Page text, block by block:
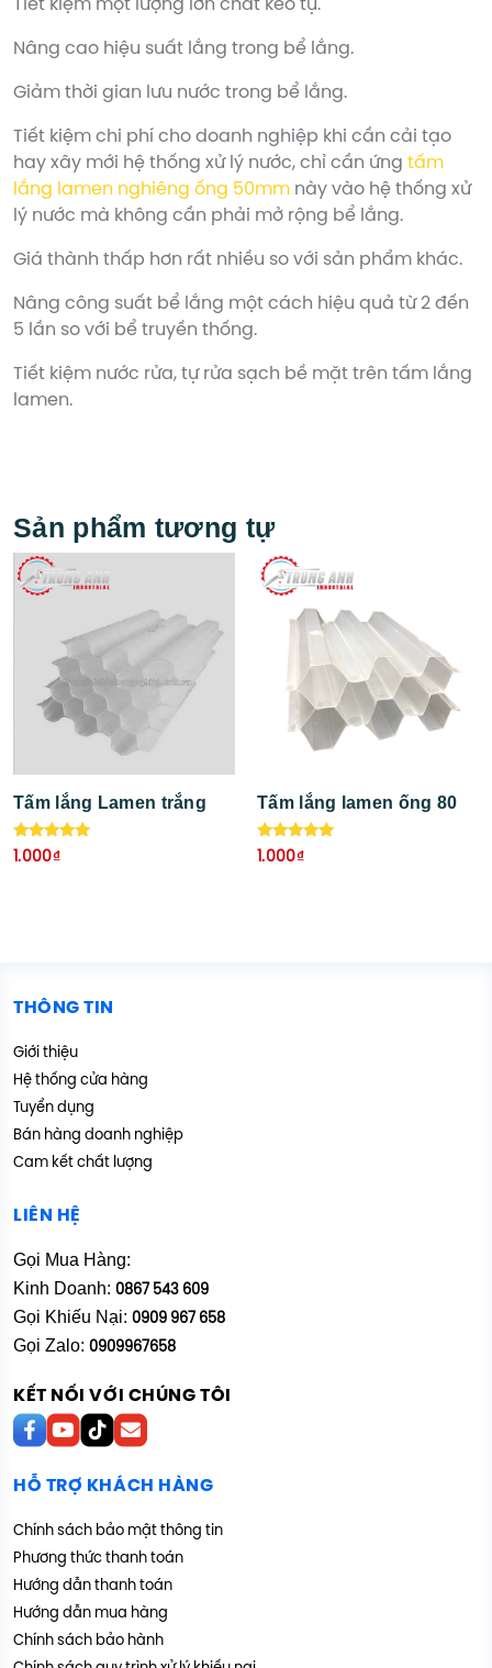
Tiết kiệm một lượng lớn chất keo tụ.
Nâng cao hiệu suất lắng trong bể lắng.
Giảm thời gian lưu nước trong bể lắng.
Tiết kiệm chi phí cho doanh nghiệp khi cần cải tạo
hay xây mới hệ thống xử lý nước, chỉ cần ứng tấm
lắng lamen nghiêng ống 50mm này vào hệ thống xử
lý nước mà không cần phải mở rộng bể lắng.
Giá thành thấp hơn rất nhiều so với sản phẩm khác.
Nâng công suất bể lắng một cách hiệu quả từ 2 đến
5 lần so với bể truyền thống.
Tiết kiệm nước rửa, tự rửa sạch bề mặt trên tấm lắng
lamen.
Sản phẩm tương tự
Tấm lắng Lamen trắng
Được xếp
hạng
1.000₫
Tấm lắng lamen ống 80
Được xếp
hạng
1.000₫
THÔNG TIN
Giới thiệu
Hệ thống cửa hàng
Tuyển dụng
Bán hàng doanh nghiệp
Cam kết chất lượng
LIÊN HỆ
Gọi Mua Hàng:
Kinh Doanh: 0867 543 609
Gọi Khiếu Nại: 0909 967 658
Gọi Zalo: 0909967658
KẾT NỐI VỚI CHÚNG TÔI
HỖ TRỢ KHÁCH HÀNG
Chính sách bảo mật thông tin
Phương thức thanh toán
Hướng dẫn thanh toán
Hướng dẫn mua hàng
Chính sách bảo hành